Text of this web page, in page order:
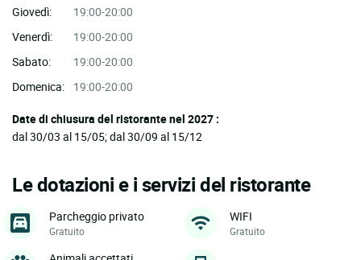
Giovedì:
19:00-20:00
Venerdì:
19:00-20:00
Sabato:
19:00-20:00
Domenica:
19:00-20:00
Date di chiusura del ristorante nel 2027 :
dal 30/03 al 15/05; dal 30/09 al 15/12
Le dotazioni e i servizi del ristorante
Parcheggio privato
Gratuito
WIFI
Gratuito